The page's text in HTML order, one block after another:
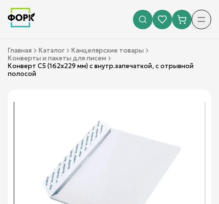
Главная Каталог
Канцелярские товары
Конверты и пакеты для писем
Конверт С5 (162х229 мм) с внутр.запечаткой, с отрывной
полосой